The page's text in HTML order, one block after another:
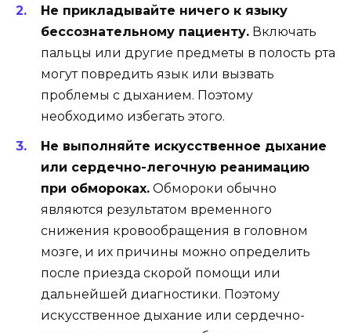
Не прикладывайте ничего к языку
бессознательному пациенту. Включать
пальцы или другие предметы в полость рта
могут повредить язык или вызвать
проблемы с дыханием. Поэтому
необходимо избегать этого.
Не выполняйте искусственное дыхание
или сердечно-легочную реанимацию
при обмороках. Обмороки обычно
являются результатом временного
снижения кровообращения в головном
мозге, и их причины можно определить
после приезда скорой помощи или
дальнейшей диагностики. Поэтому
искусственное дыхание или сердечно-